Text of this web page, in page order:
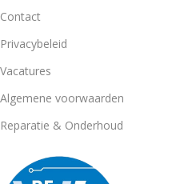
Contact
Privacybeleid
Vacatures
Algemene voorwaarden
Reparatie & Onderhoud